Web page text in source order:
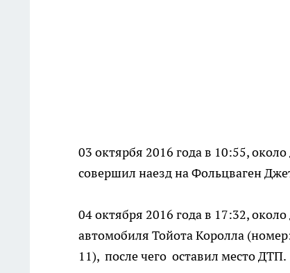
03 октярбя 2016 года в 10:55,
совершил наезд на Фольцваген
04 октября 2016 года в 17:32,
автомобиля Тойота Королла
11), после чего оставил место ДТП.